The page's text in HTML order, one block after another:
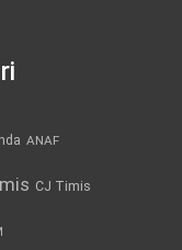
ANAF
CJ Timis